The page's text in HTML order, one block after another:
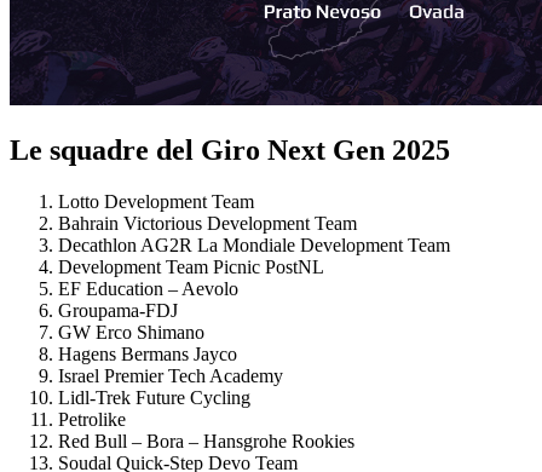
Le squadre del Giro Next Gen 2025
Lotto Development Team
Bahrain Victorious Development Team
Decathlon AG2R La Mondiale Development Team
Development Team Picnic PostNL
EF Education – Aevolo
Groupama-FDJ
GW Erco Shimano
Hagens Bermans Jayco
Israel Premier Tech Academy
Lidl-Trek Future Cycling
Petrolike
Red Bull – Bora – Hansgrohe Rookies
Soudal Quick-Step Devo Team